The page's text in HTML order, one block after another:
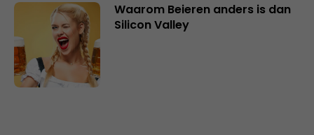
Waarom Beieren anders is dan
Silicon Valley